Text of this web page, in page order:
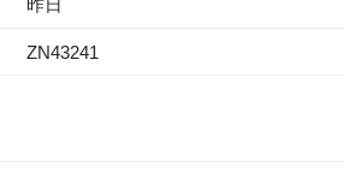
ZN43241